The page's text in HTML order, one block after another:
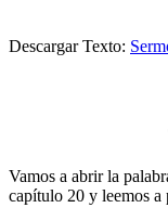
Descargar Texto:
Vamos a abrir la
capítulo 20 y leemos